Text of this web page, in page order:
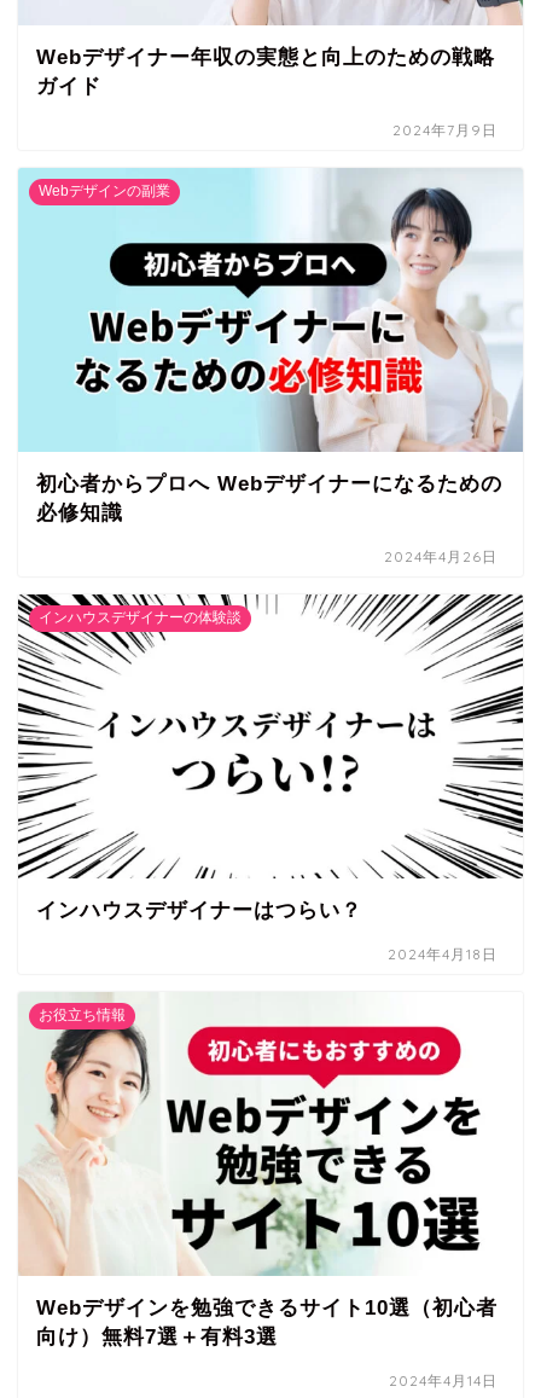
Webデザイナー年収の実態と向上のための戦略
ガイド
2024年7月9日
Webデザインの副業
初心者からプロへ Webデザイナーになるための
必修知識
2024年4月26日
インハウスデザイナーの体験談
インハウスデザイナーはつらい？
2024年4月18日
お役立ち情報
Webデザインを勉強できるサイト10選（初心者
向け）無料7選＋有料3選
2024年4月14日